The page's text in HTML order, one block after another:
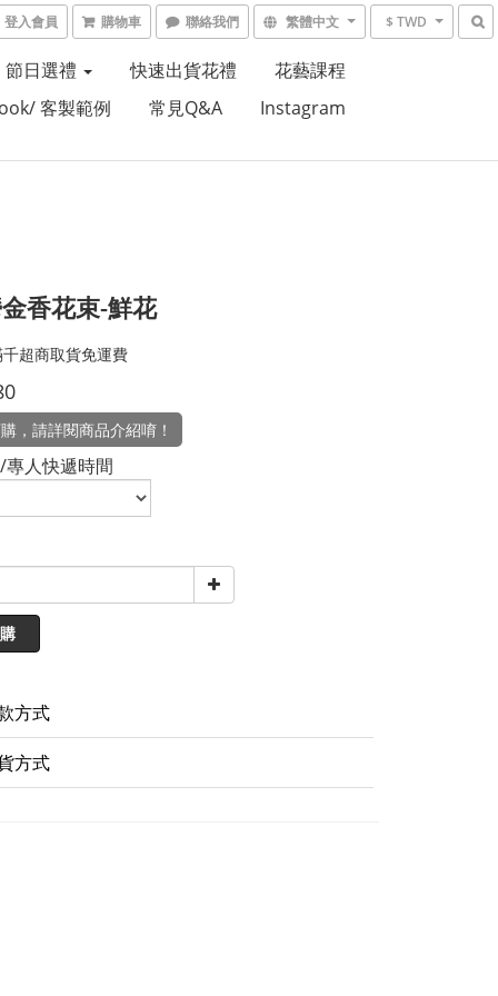
登入會員 購物車 聯絡我們 繁體中文 $ TWD
節日選禮 快速出貨花禮
花藝課程
客製範例
常見Q&A Instagram
香花束-鮮花
超商取貨免運費
，請詳閱商品介紹唷！
專人快遞時間
方式
方式